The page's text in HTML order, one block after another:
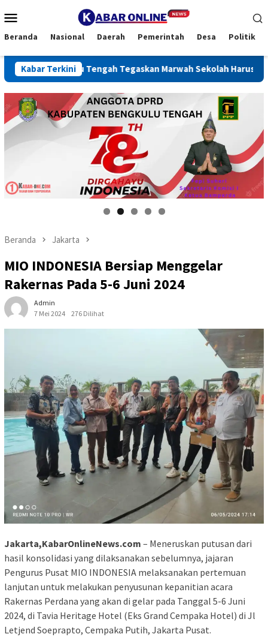
ke
Mobile
Beranda Nasional Daerah Pemerintah Desa Politik
Kabar Terkini
Tengah Tegaskan Marwah Sekolah Harus Dijaga
Beranda Jakarta
MIO INDONESIA Bersiap Menggelar
Rakernas Pada 5-6 Juni 2024
Admin
7 Mei 2024
276 Dilihat
Jakarta,KabarOnlineNews.com – Meneruskan putusan dari
hasil konsolidasi yang dilaksanakan sebelumnya, jajaran
Pengurus Pusat MIO INDONESIA melaksanakan pertemuan
lanjutan untuk melakukan penyusunan kepanitian acara
Rakernas Perdana yang akan di gelar pada Tanggal 5-6 Juni
2024, di Tavia Heritage Hotel (Eks Grand Cempaka Hotel) di Jl
Letjend Soeprapto, Cempaka Putih, Jakarta Pusat.